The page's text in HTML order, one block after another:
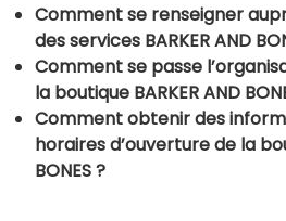
Comment se renseigner
des services BARKER AND
Comment se passe
la boutique BARKER AND
Comment obtenir des
horaires d’ouverture de la
BONES ?